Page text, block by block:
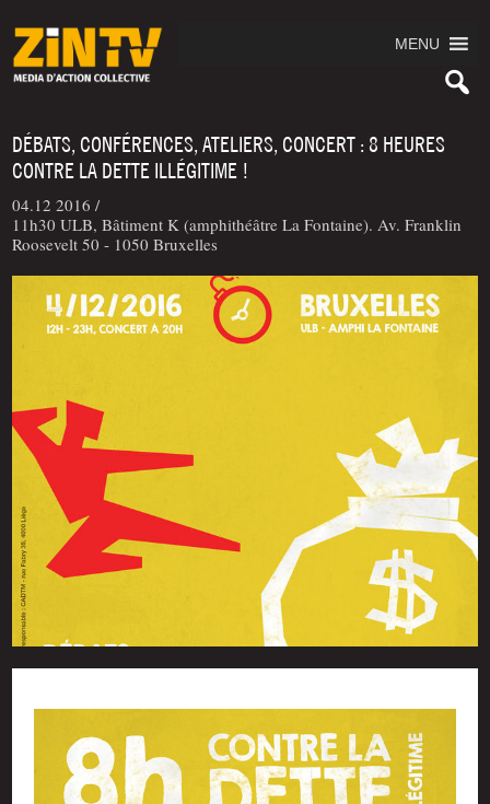
MENU
DÉBATS, CONFÉRENCES, ATELIERS, CONCERT : 8 HEURES
CONTRE LA DETTE ILLÉGITIME !
04.12 2016 /
11h30 ULB, Bâtiment K (amphithéâtre La Fontaine). Av. Franklin
Roosevelt 50 - 1050 Bruxelles